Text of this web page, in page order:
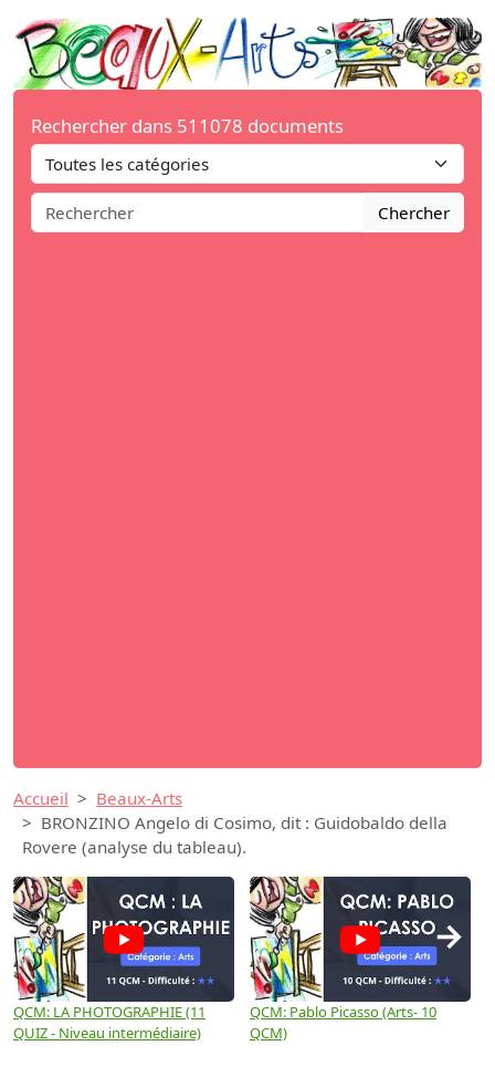
Rechercher dans 511078 documents
Chercher
Accueil
Beaux-Arts
BRONZINO Angelo di Cosimo, dit : Guidobaldo della
Rovere (analyse du tableau).
QCM: LA PHOTOGRAPHIE (11
QUIZ - Niveau intermédiaire)
QCM: Pablo Picasso (Arts- 10
QCM)
→